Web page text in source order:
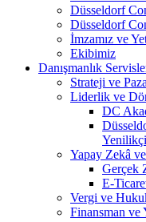
Düsseldorf
Düsseldorf
İmzamız ve
Ekibimiz
Danışmanlık
Strateji ve
Liderlik ve
DC
Yapay Zekâ
Gerçek
E-
Vergi ve
Finansman ve